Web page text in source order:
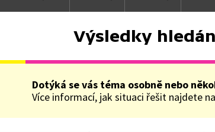
Výsledky
Dotýká se vás téma osobně nebo
Více informací, jak situaci řešit najdete